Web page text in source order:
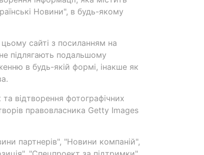
Новини", в будь-якому
цьому сайті з посиланням на
підлягають подальшому
в будь-якій формі, інакше як
відтворення фотографічних
правовласника Getty Images
партнерів", "Новини компаній",